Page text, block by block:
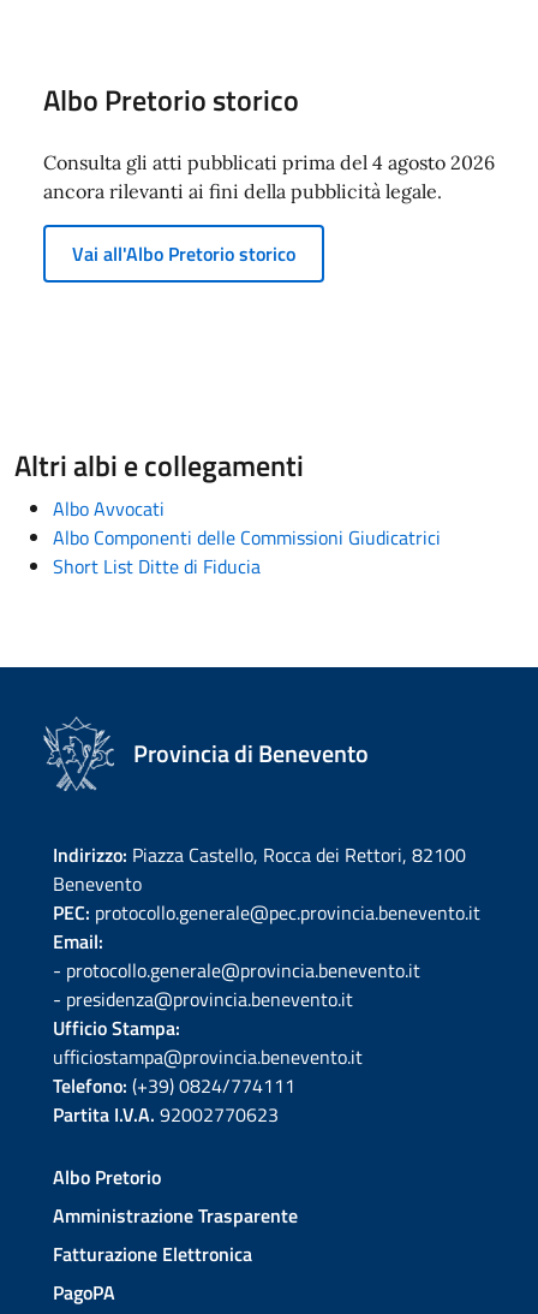
Albo Pretorio storico
Consulta gli atti pubblicati prima del 4 agosto 2026
ancora rilevanti ai fini della pubblicità legale.
Vai all'Albo Pretorio storico
Altri albi e collegamenti
Albo Avvocati
Albo Componenti delle Commissioni Giudicatrici
Short List Ditte di Fiducia
Provincia di Benevento
Indirizzo: Piazza Castello, Rocca dei Rettori, 82100
Benevento
PEC: protocollo.generale@pec.provincia.benevento.it
Email:
- protocollo.generale@provincia.benevento.it
- presidenza@provincia.benevento.it
Ufficio Stampa:
ufficiostampa@provincia.benevento.it
Telefono: (+39) 0824/774111
Partita I.V.A. 92002770623
Albo Pretorio
Amministrazione Trasparente
Fatturazione Elettronica
PagoPA